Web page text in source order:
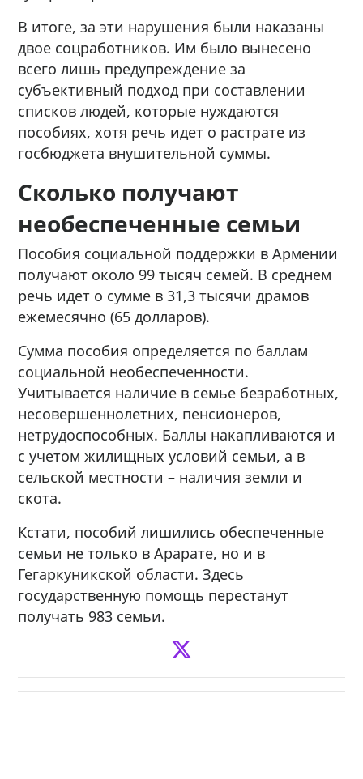
В итоге, за эти нарушения были наказаны
двое соцработников. Им было вынесено
всего лишь предупреждение за
субъективный подход при составлении
списков людей, которые нуждаются
пособиях, хотя речь идет о растрате из
госбюджета внушительной суммы.
Сколько получают
необеспеченные семьи
Пособия социальной поддержки в Армении
получают около 99 тысяч семей. В среднем
речь идет о сумме в 31,3 тысячи драмов
ежемесячно (65 долларов).
Сумма пособия определяется по баллам
социальной необеспеченности.
Учитывается наличие в семье безработных,
несовершеннолетних, пенсионеров,
нетрудоспособных. Баллы накапливаются и
с учетом жилищных условий семьи, а в
сельской местности – наличия земли и
скота.
Кстати, пособий лишились обеспеченные
семьи не только в Арарате, но и в
Гегаркуникской области. Здесь
государственную помощь перестанут
получать 983 семьи.